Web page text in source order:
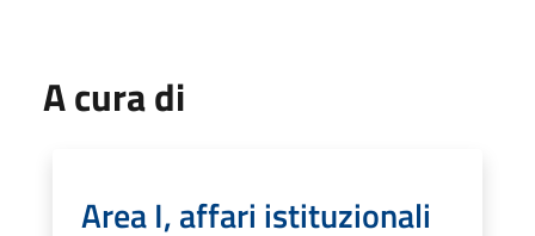
A cura di
Area I, affari istituzionali